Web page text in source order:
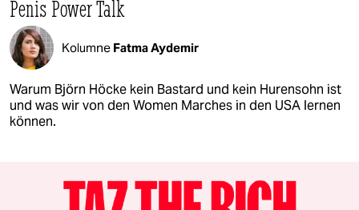
Penis Power Talk
Kolumne Fatma Aydemir
Warum Björn Höcke kein Bastard und kein Hurensohn ist
und was wir von den Women Marches in den USA lernen
können.